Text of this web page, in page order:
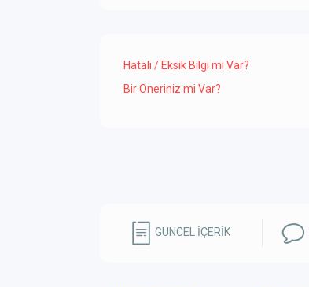
Hatalı / Eksik Bilgi mi Var?
Bir Öneriniz mi Var?
GÜNCEL İÇERİK